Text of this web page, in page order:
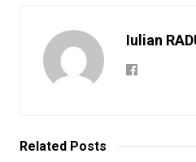
Iulian
Related Posts